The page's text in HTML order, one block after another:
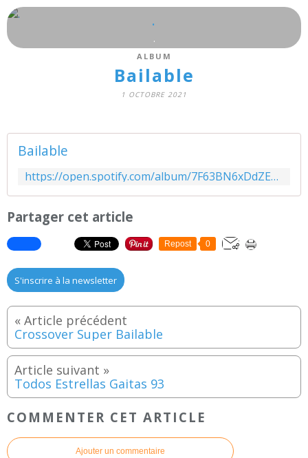
.
.
ALBUM
Bailable
1 OCTOBRE 2021
Bailable
https://open.spotify.com/album/7F63BN6xDdZEpIw1uqbe0K?si=NWi-PoDlQ1-7FslNWuXing&utm_source=copy-link&dl_branch=1
Partager cet article
Repost 0
S'inscrire à la newsletter
Crossover Super Bailable
Todos Estrellas Gaitas 93
COMMENTER CET ARTICLE
Ajouter un commentaire